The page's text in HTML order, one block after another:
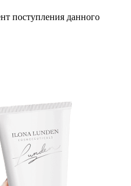
поступления данного